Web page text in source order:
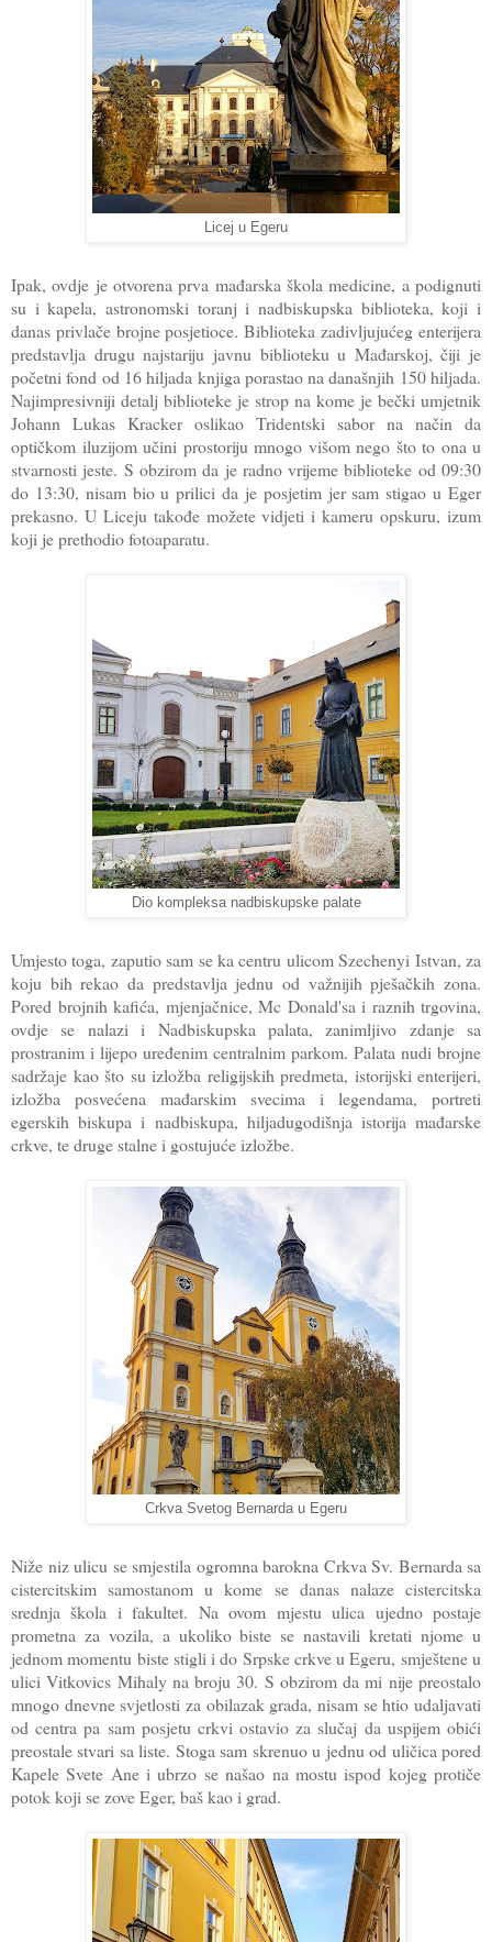
Licej u Egeru
Ipak, ovdje je otvorena prva mađarska škola medicine, a podignuti
su i kapela, astronomski toranj i nadbiskupska biblioteka, koji i
danas privlače brojne posjetioce. Biblioteka zadivljujućeg enterijera
predstavlja drugu najstariju javnu biblioteku u Mađarskoj, čiji je
početni fond od 16 hiljada knjiga porastao na današnjih 150 hiljada.
Najimpresivniji detalj biblioteke je strop na kome je bečki umjetnik
Johann Lukas Kracker oslikao Tridentski sabor na način da
optičkom iluzijom učini prostoriju mnogo višom nego što to ona u
stvarnosti jeste. S obzirom da je radno vrijeme biblioteke od 09:30
do 13:30, nisam bio u prilici da je posjetim jer sam stigao u Eger
prekasno. U Liceju takođe možete vidjeti i kameru opskuru, izum
koji je prethodio fotoaparatu.
Dio kompleksa nadbiskupske palate
Umjesto toga, zaputio sam se ka centru ulicom Szechenyi Istvan, za
koju bih rekao da predstavlja jednu od važnijih pješačkih zona.
Pored brojnih kafića, mjenjačnice, Mc Donald'sa i raznih trgovina,
ovdje se nalazi i Nadbiskupska palata, zanimljivo zdanje sa
prostranim i lijepo uređenim centralnim parkom. Palata nudi brojne
sadržaje kao što su izložba religijskih predmeta, istorijski enterijeri,
izložba posvećena mađarskim svecima i legendama, portreti
egerskih biskupa i nadbiskupa, hiljadugodišnja istorija mađarske
crkve, te druge stalne i gostujuće izložbe.
Crkva Svetog Bernarda u Egeru
Niže niz ulicu se smjestila ogromna barokna Crkva Sv. Bernarda sa
cistercitskim samostanom u kome se danas nalaze cistercitska
srednja škola i fakultet. Na ovom mjestu ulica ujedno postaje
prometna za vozila, a ukoliko biste se nastavili kretati njome u
jednom momentu biste stigli i do Srpske crkve u Egeru, smještene u
ulici Vitkovics Mihaly na broju 30. S obzirom da mi nije preostalo
mnogo dnevne svjetlosti za obilazak grada, nisam se htio udaljavati
od centra pa sam posjetu crkvi ostavio za slučaj da uspijem obići
preostale stvari sa liste. Stoga sam skrenuo u jednu od uličica pored
Kapele Svete Ane i ubrzo se našao na mostu ispod kojeg protiče
potok koji se zove Eger, baš kao i grad.